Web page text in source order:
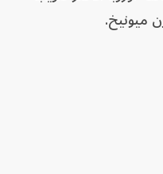
ميونيخ.